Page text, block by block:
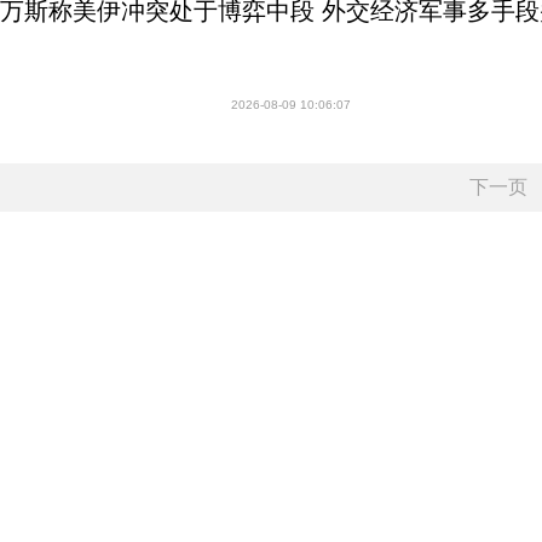
万斯称美伊冲突处于博弈中段 外交经济军事多手
2026-08-09 10:06:07
下一页